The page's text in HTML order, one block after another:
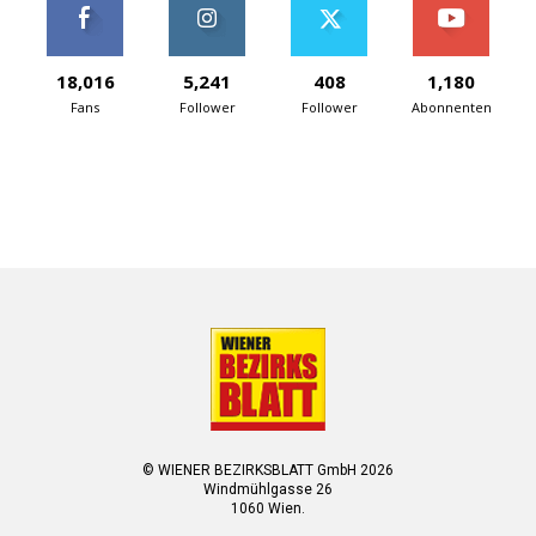
18,016
Fans
5,241
Follower
408
Follower
1,180
Abonnenten
© WIENER BEZIRKSBLATT GmbH 2026
Windmühlgasse 26
1060 Wien.